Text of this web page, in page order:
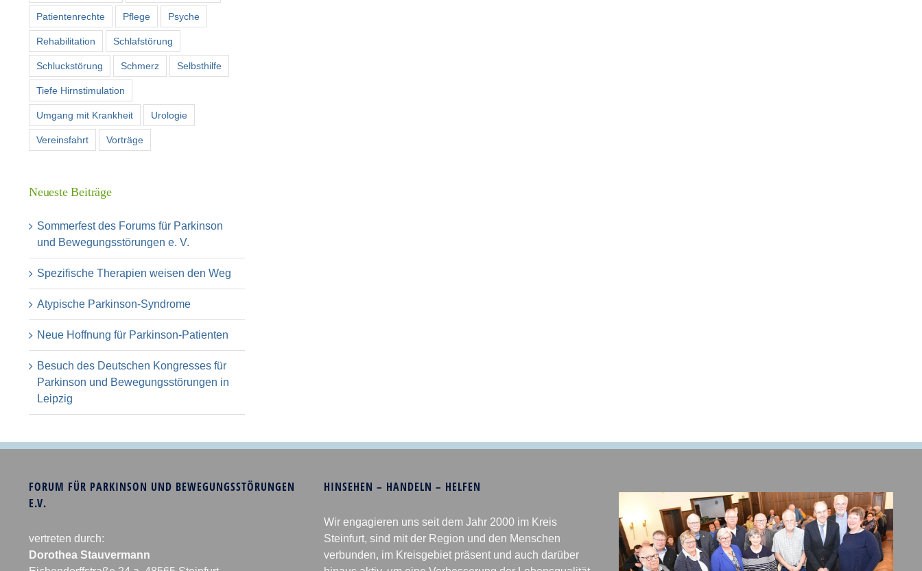
Patientenrechte Pflege Psyche
Rehabilitation Schlafstörung
Schluckstörung Schmerz Selbsthilfe
Tiefe Hirnstimulation
Umgang mit Krankheit Urologie
Vereinsfahrt Vorträge
Neueste Beiträge
Sommerfest des Forums für Parkinson
und Bewegungsstörungen e. V.
Spezifische Therapien weisen den Weg
Atypische Parkinson-Syndrome
Neue Hoffnung für Parkinson-Patienten
Besuch des Deutschen Kongresses für
Parkinson und Bewegungsstörungen in
Leipzig
FORUM FÜR PARKINSON UND BEWEGUNGSSTÖRUNGEN
E.V.
vertreten durch:
Dorothea Stauvermann
HINSEHEN – HANDELN – HELFEN
Wir engagieren uns seit dem Jahr 2000 im Kreis
Steinfurt, sind mit der Region und den Menschen
verbunden, im Kreisgebiet präsent und auch darüber